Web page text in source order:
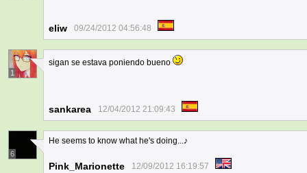
eliw 09/24/2012 04:56:48
1
sigan se estava poniendo bueno
sankarea 12/04/2012 21:09:43
6
He seems to know what he's doing...♪
Pink_Marionette 12/09/2012 16:19:57